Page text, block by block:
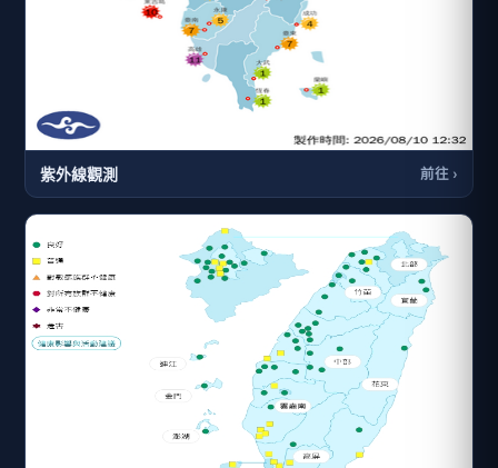
紫外線觀測 前往 ›